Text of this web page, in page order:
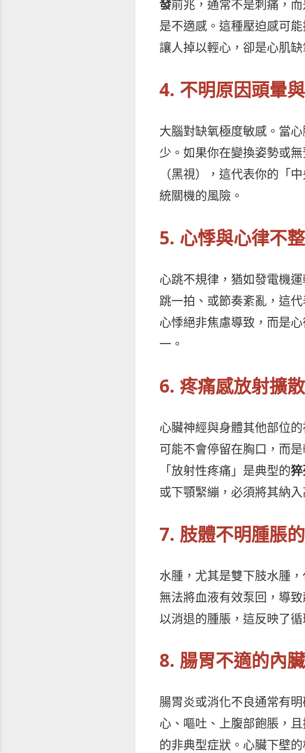
發前兆，通常不是刺痛，
是不適感。這種壓迫感可
讓人掉以輕心，卻是心肌缺
4. 不明原因頭暈
大腦對缺氧極度敏感。當
少。如果你在變換姿勢或
（黑視），這代表你的「
統關機的風險。
5. 心悸與心律不
心跳不規律，猶如發電機
跳一拍、或節奏紊亂，這
心悸絕非焦慮導致，而是
一。
6. 疼痛感放射擴
心臟神經與身體其他部位
可能不會停留在胸口，而
「放射性疼痛」是典型的
或下顎緊繃，必須將其納入
7. 肢體不明腫脹
水腫，尤其是雙下肢水腫
無法將血液有效泵回，導
以消退的腫脹，這反映了
8. 腸胃不適的內
腸胃炎或消化不良通常有
心、嘔吐、上腹部飽脹，
的非典型症狀。心臟下壁